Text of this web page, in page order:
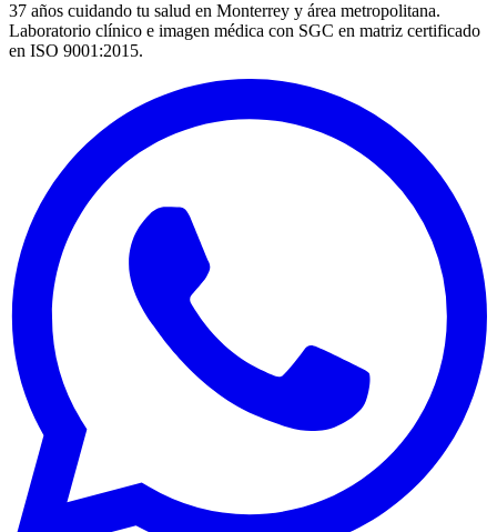
37 años cuidando tu salud en Monterrey y área metropolitana.
Laboratorio clínico e imagen médica con SGC en matriz certificado
en ISO 9001:2015.